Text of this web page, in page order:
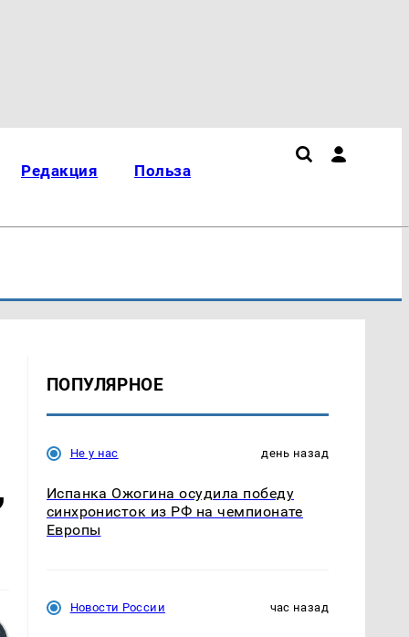
Редакция Польза
ПОПУЛЯРНОЕ
Не у нас день назад
Испанка Ожогина осудила победу
синхронисток из РФ на чемпионате
Европы
Новости России час назад